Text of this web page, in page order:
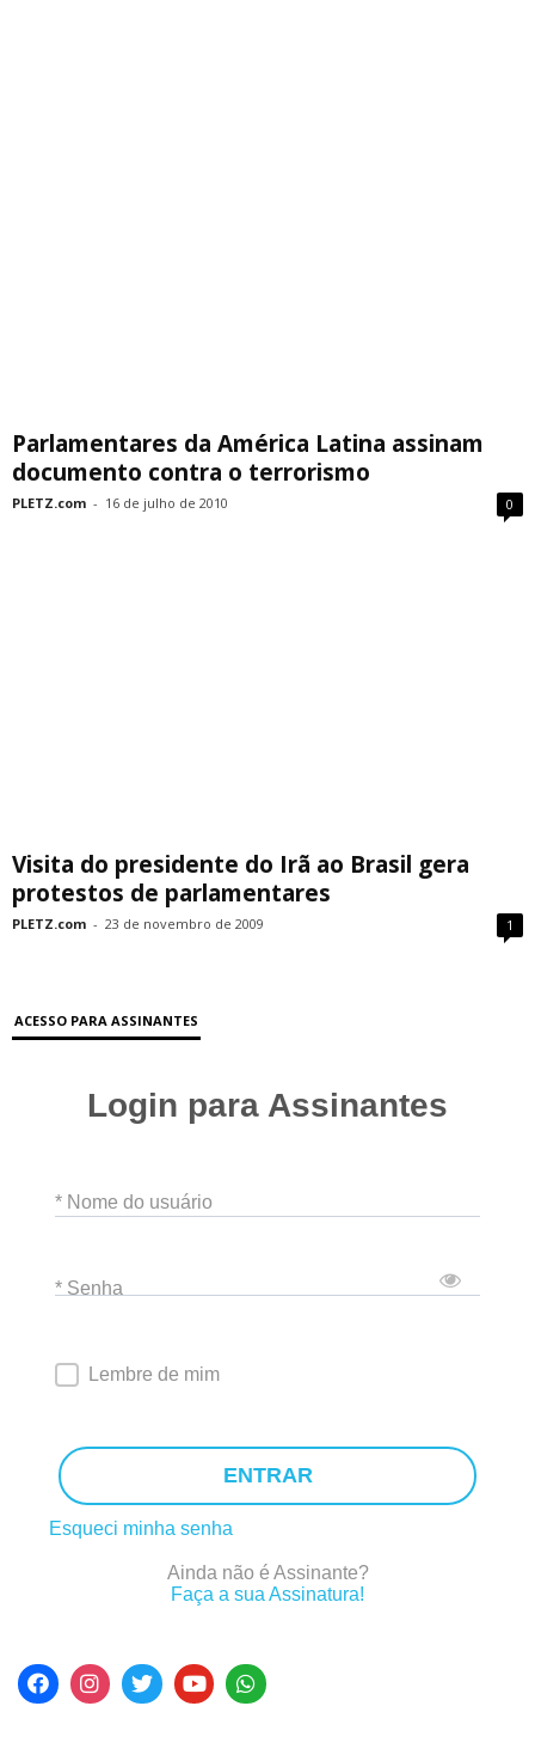
Parlamentares da América Latina assinam
documento contra o terrorismo
PLETZ.com - 16 de julho de 2010 0
Visita do presidente do Irã ao Brasil gera
protestos de parlamentares
PLETZ.com - 23 de novembro de 2009 1
ACESSO PARA ASSINANTES
Login para Assinantes
* Nome do usuário
* Senha
Lembre de mim
ENTRAR
Esqueci minha senha
Ainda não é Assinante?
Faça a sua Assinatura!